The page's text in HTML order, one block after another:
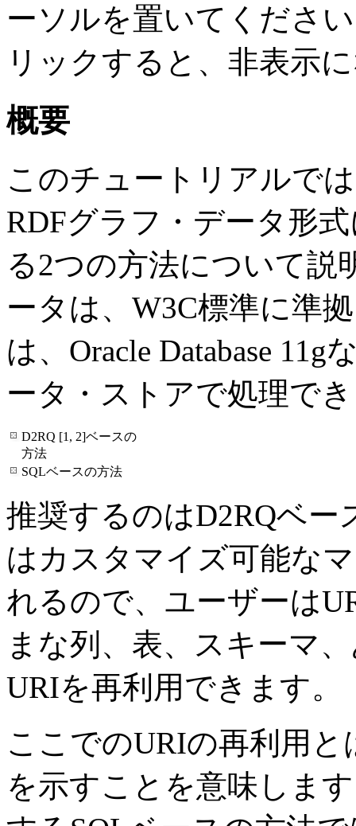
ーソルを置いてくださ
リックすると、非表示
概要
このチュートリアルで
RDFグラフ・データ形
る2つの方法について説
ータは、W3C標準に準
は、Oracle Database 11g
ータ・ストアで処理で
D2RQ [1, 2]ベースの
方法
SQLベースの方法
推奨するのはD2RQベー
はカスタマイズ可能な
れるので、ユーザーは
まな列、表、スキーマ
URIを再利用できます。
ここでのURIの再利用
を示すことを意味しま